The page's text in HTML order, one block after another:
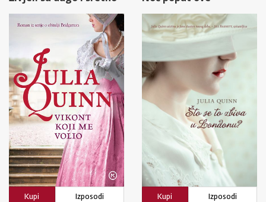
Kupi
Izposodi
Kupi
Izposodi